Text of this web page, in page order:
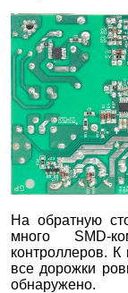
На обратную
много SMD-
контроллеров. К
все дорожки
обнаружено.